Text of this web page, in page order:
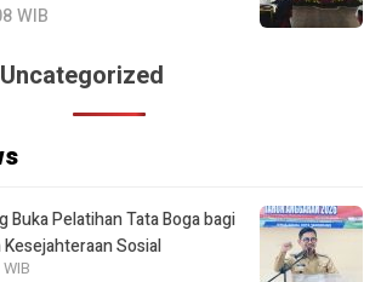
WIB
Buka Pelatihan Tata Boga bagi
Sosial